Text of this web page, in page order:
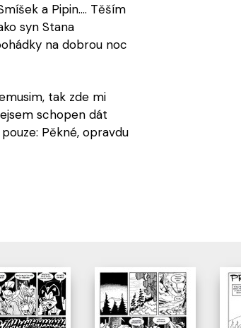
a Pipin.... Těším
syn Stana
na dobrou noc
tak zde mi
schopen dát
Pěkné, opravdu